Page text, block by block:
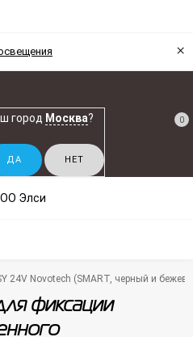
×
город Москва? 0
24V Novotech (SMART, черный и
фиксации